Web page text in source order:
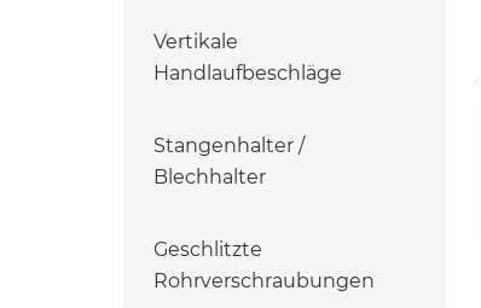
Vertikale
Handlaufbeschläge
Stangenhalter /
Blechhalter
Geschlitzte
Rohrverschraubungen